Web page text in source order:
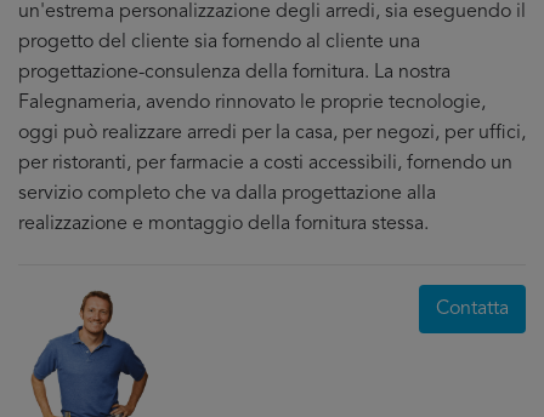
un'estrema personalizzazione degli arredi, sia eseguendo il
progetto del cliente sia fornendo al cliente una
progettazione-consulenza della fornitura. La nostra
Falegnameria, avendo rinnovato le proprie tecnologie,
oggi può realizzare arredi per la casa, per negozi, per uffici,
per ristoranti, per farmacie a costi accessibili, fornendo un
servizio completo che va dalla progettazione alla
realizzazione e montaggio della fornitura stessa.
Contatta